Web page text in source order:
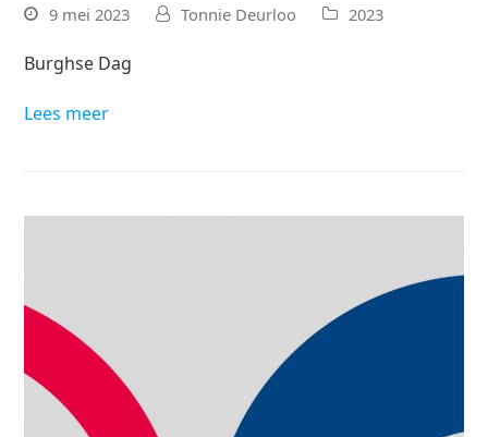
9 mei 2023 Tonnie Deurloo 2023
Burghse Dag
Lees meer